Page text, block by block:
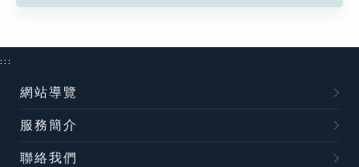
:::
網站導覽
服務簡介
聯絡我們